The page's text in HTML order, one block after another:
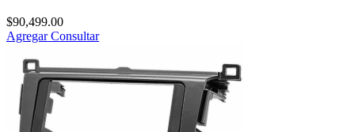
$90,499.00
AgregarConsultar